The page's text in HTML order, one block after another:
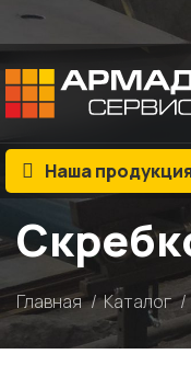
Наша
Главная Каталог
Общество с